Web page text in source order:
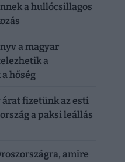
a hullócsillagos
a magyar
a
hőség
árat fizetünk az esti
a paksi leállás
amire